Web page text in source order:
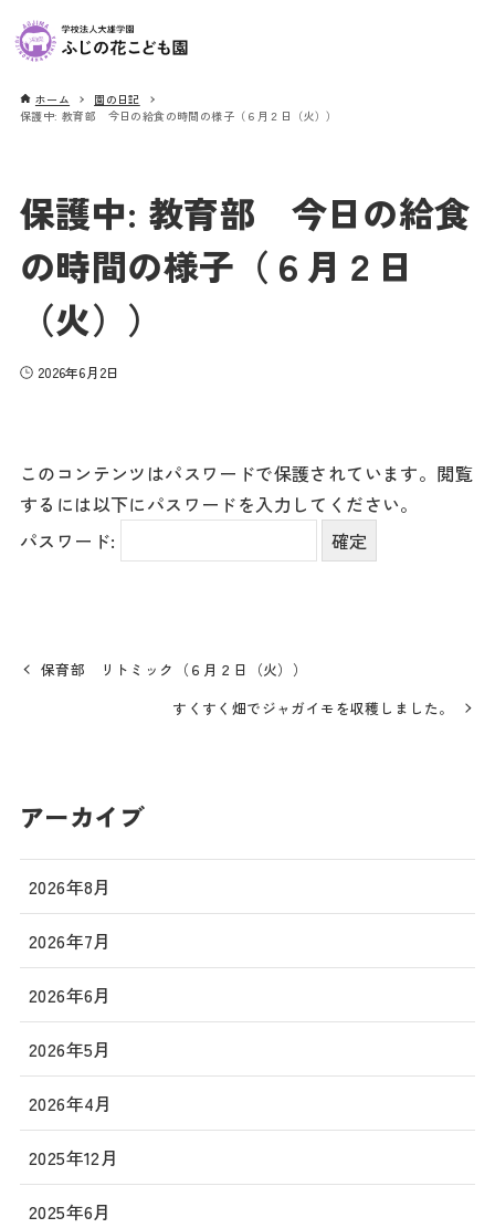
ホーム
園の日記
保護中: 教育部 今日の給食の時間の様子（６月２日（火））
保護中: 教育部 今日の給食
の時間の様子（６月２日
（火））
2026年6月2日
このコンテンツはパスワードで保護されています。閲覧
するには以下にパスワードを入力してください。
パスワード:
保育部 リトミック（６月２日（火））
すくすく畑でジャガイモを収穫しました。
アーカイブ
2026年8月
2026年7月
2026年6月
2026年5月
2026年4月
2025年12月
2025年6月